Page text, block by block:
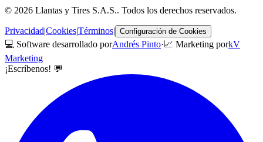
© 2026 Llantas y Tires S.A.S.. Todos los derechos reservados.
Privacidad|Cookies|Términos| Configuración de Cookies
💻 Software desarrollado porAndrés Pinto·📈 Marketing porkV
Marketing
¡Escríbenos! 💬